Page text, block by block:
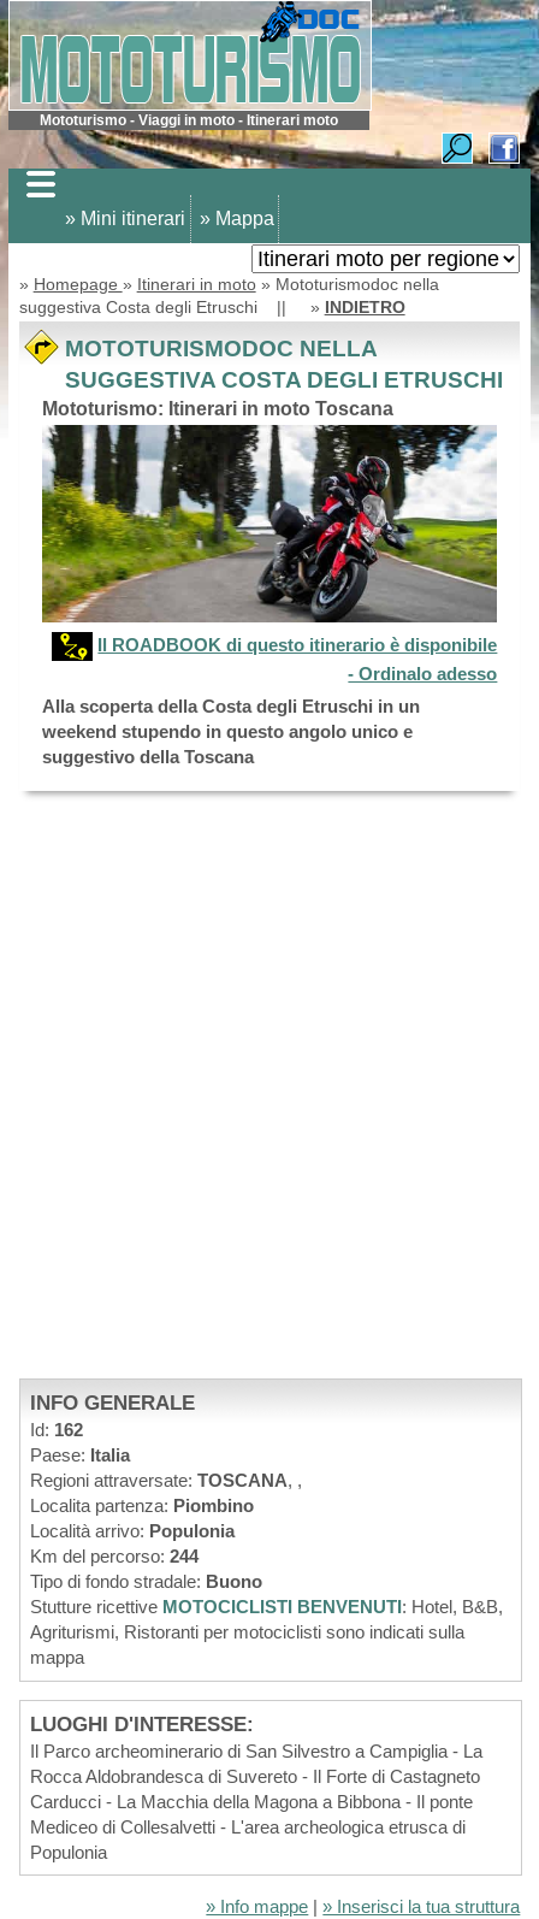
Mototurismo - Viaggi in moto - Itinerari moto
» Mini itinerari » Mappa
» Homepage » Itinerari in moto» Mototurismodoc nella
suggestiva Costa degli Etruschi || » INDIETRO
MOTOTURISMODOC NELLA
SUGGESTIVA COSTA DEGLI ETRUSCHI
Mototurismo: Itinerari in moto Toscana
Il ROADBOOK di questo itinerario è disponibile
- Ordinalo adesso
Alla scoperta della Costa degli Etruschi in un
weekend stupendo in questo angolo unico e
suggestivo della Toscana
INFO GENERALE
Id: 162
Paese: Italia
Regioni attraversate: TOSCANA, ,
Localita partenza: Piombino
Località arrivo: Populonia
Km del percorso: 244
Tipo di fondo stradale: Buono
Stutture ricettive MOTOCICLISTI BENVENUTI: Hotel, B&B,
Agriturismi, Ristoranti per motociclisti sono indicati sulla
mappa
LUOGHI D'INTERESSE:
Il Parco archeominerario di San Silvestro a Campiglia - La
Rocca Aldobrandesca di Suvereto - Il Forte di Castagneto
Carducci - La Macchia della Magona a Bibbona - Il ponte
Mediceo di Collesalvetti - L'area archeologica etrusca di
Populonia
» Info mappe |» Inserisci la tua struttura